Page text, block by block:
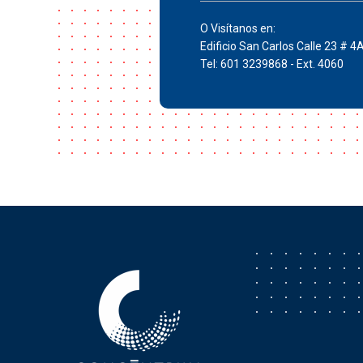
O Visítanos en:
Edificio San Carlos Calle 23 #
Tel: 601 3239868 - Ext. 4060